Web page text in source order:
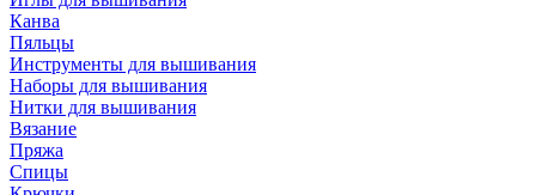
Канва
Пяльцы
Инструменты для вышивания
Наборы для вышивания
Нитки для вышивания
Вязание
Пряжа
Спицы